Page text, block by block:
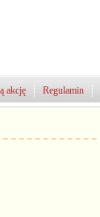
Regulamin
akcję